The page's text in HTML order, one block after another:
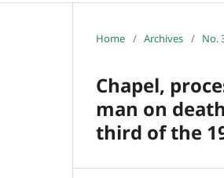
Home / Archives / No.
Chapel,
man on
third of the